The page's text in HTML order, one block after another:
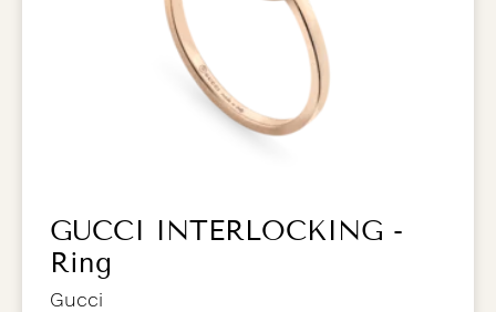
GUCCI INTERLOCKING -
Ring
Gucci